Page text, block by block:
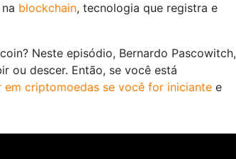
blockchain, tecnologia que registra e
Neste episódio, Bernardo Pascowitch,
ou descer. Então, se você está
em criptomoedas se você for iniciante e